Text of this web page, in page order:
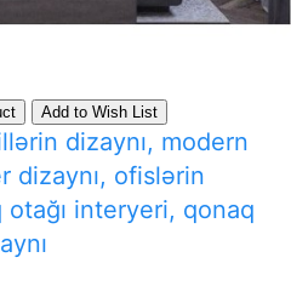
Add to Wish List
dizaynı, modern
dizaynı, ofislərin
interyeri, qonaq